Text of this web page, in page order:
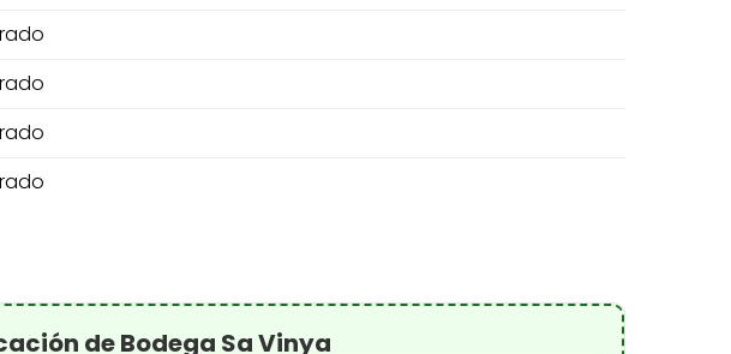
de Bodega Sa Vinya